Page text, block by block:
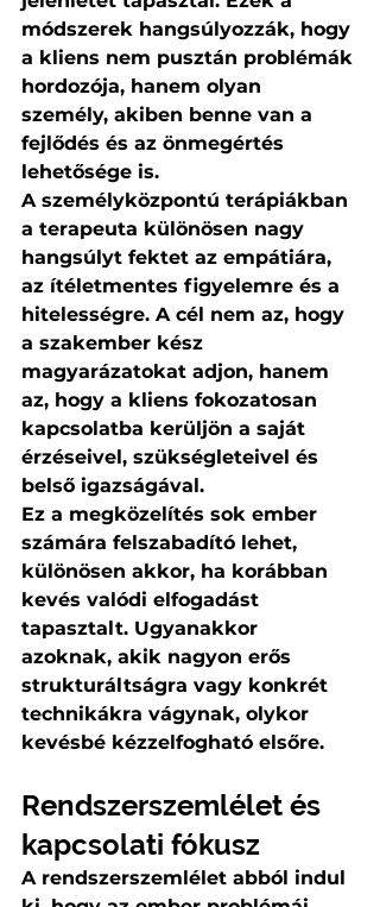
módszerek hangsúlyozzák, hogy
a kliens nem pusztán problémák
hordozója, hanem olyan
személy, akiben benne van a
fejlődés és az önmegértés
lehetősége is.
A személyközpontú terápiákban
a terapeuta különösen nagy
hangsúlyt fektet az empátiára,
az ítéletmentes figyelemre és a
hitelességre. A cél nem az, hogy
a szakember kész
magyarázatokat adjon, hanem
az, hogy a kliens fokozatosan
kapcsolatba kerüljön a saját
érzéseivel, szükségleteivel és
belső igazságával.
Ez a megközelítés sok ember
számára felszabadító lehet,
különösen akkor, ha korábban
kevés valódi elfogadást
tapasztalt. Ugyanakkor
azoknak, akik nagyon erős
strukturáltságra vagy konkrét
technikákra vágynak, olykor
kevésbé kézzelfogható elsőre.
Rendszerszemlélet és
kapcsolati fókusz
A rendszerszemlélet abból indul